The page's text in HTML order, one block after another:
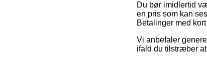
Du bør imidlertid
en pris som kan
Betalinger med
Vi anbefaler
ifald du tilstræber